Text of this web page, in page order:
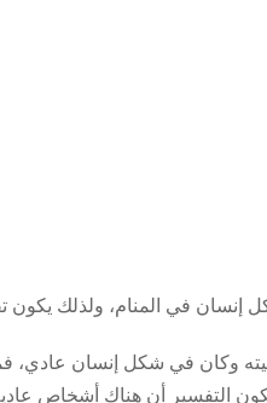
إنسان في المنام، ولذلك يكون
وكان في شكل إنسان
التفسير أن هناك أشخاص